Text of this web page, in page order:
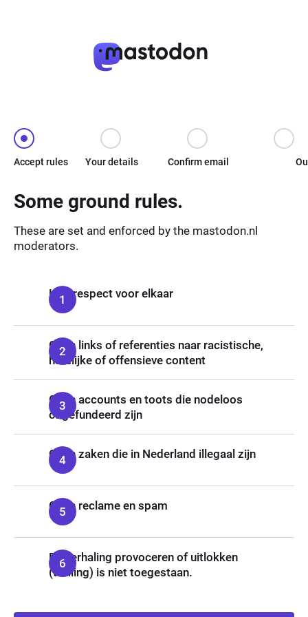
Accept rules Your details Confirm email
Some ground rules.
These are set and enforced by the mastodon.nl
moderators.
Heb respect voor elkaar
Geen links of referenties naar racistische,
hatelijke of offensieve content
Geen accounts en toots die nodeloos
ongefundeerd zijn
Geen zaken die in Nederland illegaal zijn
Geen reclame en spam
Bij herhaling provoceren of uitlokken
(trolling) is niet toegestaan.